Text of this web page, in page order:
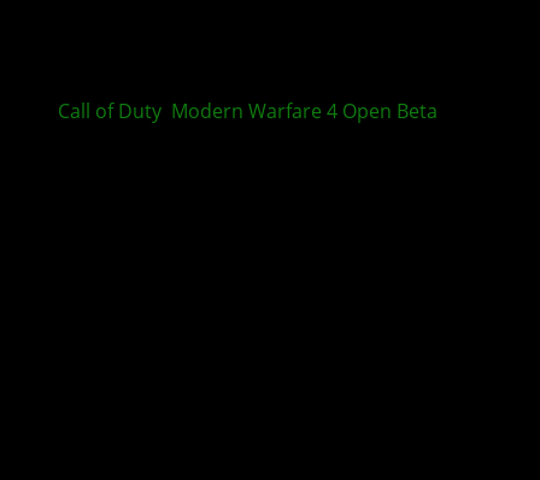
Call of Duty Modern Warfare 4 Open Beta